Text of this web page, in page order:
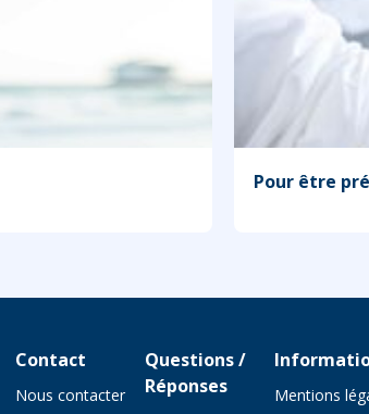
Pour être
Contact
Nous contacter
Questions /
Réponses
Mentions